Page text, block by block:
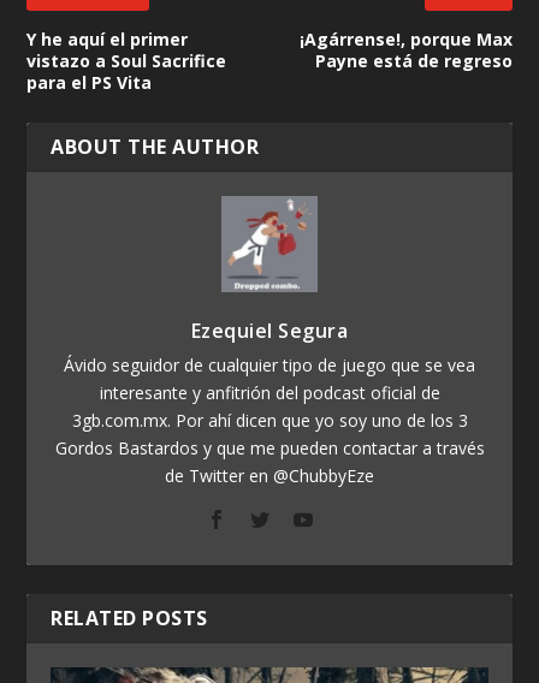
Y he aquí el primer
vistazo a Soul Sacrifice
para el PS Vita
¡Agárrense!, porque Max
Payne está de regreso
ABOUT THE AUTHOR
Ezequiel Segura
Ávido seguidor de cualquier tipo de juego que se vea
interesante y anfitrión del podcast oficial de
3gb.com.mx. Por ahí dicen que yo soy uno de los 3
Gordos Bastardos y que me pueden contactar a través
de Twitter en @ChubbyEze
RELATED POSTS